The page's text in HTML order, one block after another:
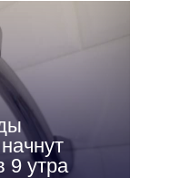
9 утра